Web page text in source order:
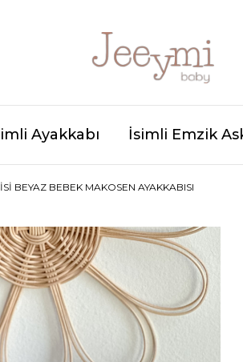
Ayakkabı İsimli Emzik
BEYAZ BEBEK MAKOSEN AYAKKABISI